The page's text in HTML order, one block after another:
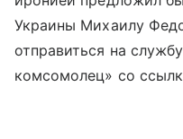
Украины Михаилу
отправиться на
комсомолец» со